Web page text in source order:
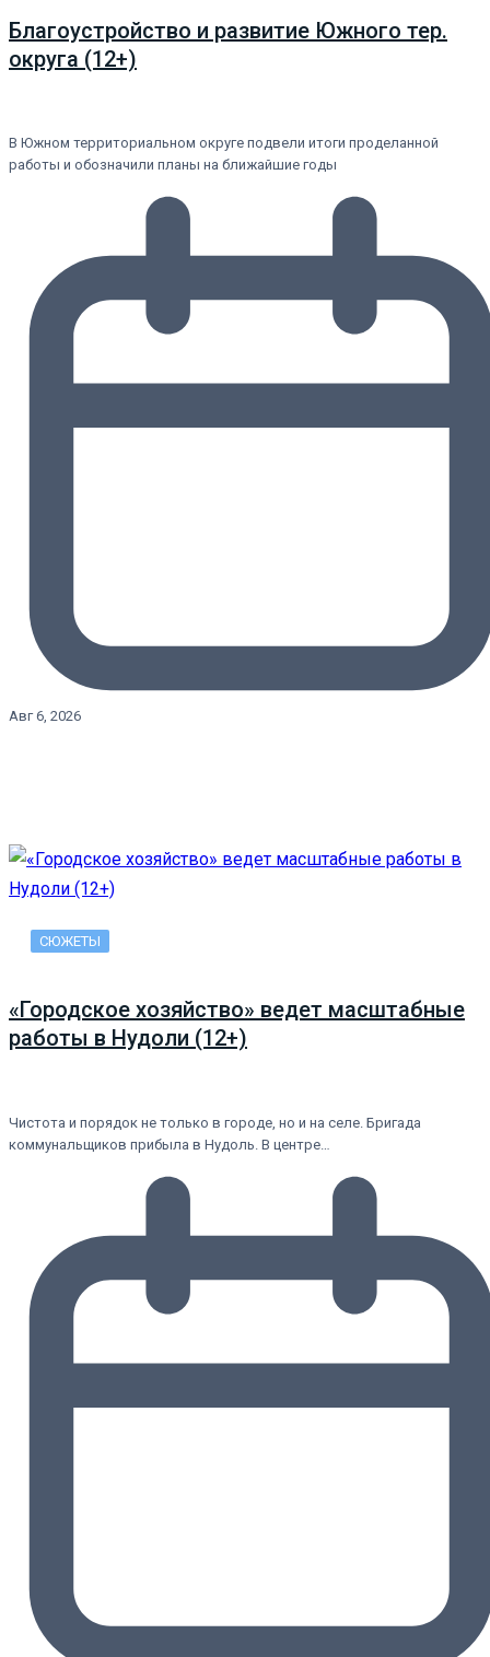
Благоустройство и развитие Южного тер.
округа (12+)
В Южном территориальном округе подвели итоги проделанной
работы и обозначили планы на ближайшие годы
Авг 6, 2026
СЮЖЕТЫ
«Городское хозяйство» ведет масштабные
работы в Нудоли (12+)
Чистота и порядок не только в городе, но и на селе. Бригада
коммунальщиков прибыла в Нудоль. В центре…